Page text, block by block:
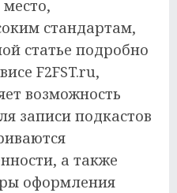
стандартам,
статье подробно
F2FST.ru,
возможность
записи подкастов
а также
оформления